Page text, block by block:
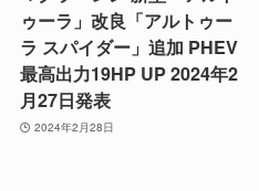
ゥーラ」改良「アルトゥー
ラ スパイダー」追加 PHEV
最高出力19HP UP 2024年2
月27日発表
2024年2月28日